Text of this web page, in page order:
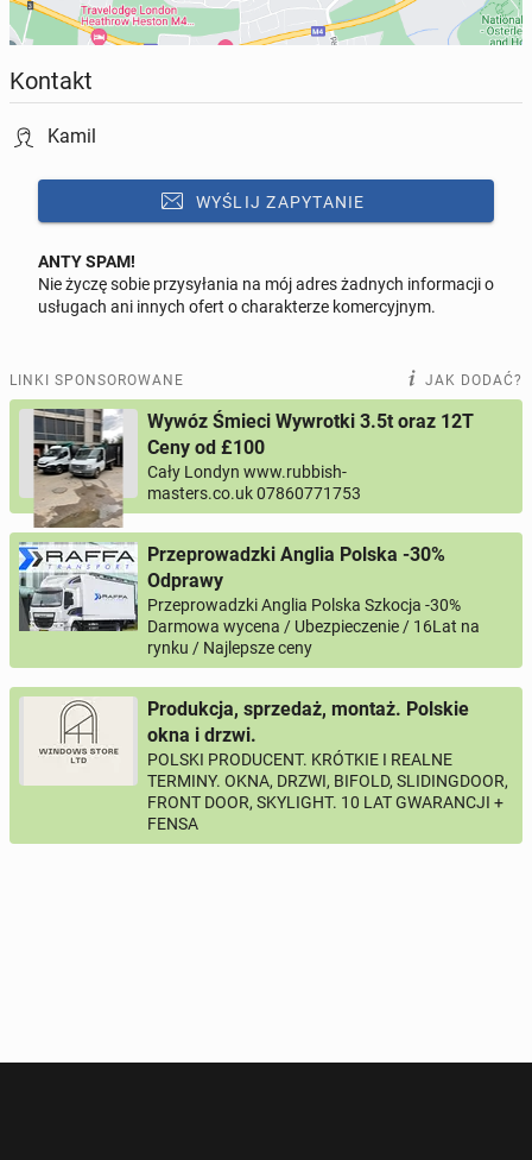
NIE ODBIERAMY WYSLIJ SMS ODDZWONIMY
==========================================
UB2 4EZ Middlesex
Kontakt
Kamil
WYŚLIJ ZAPYTANIE
Odpowiedz na ofertę tego ogłoszenia
Imię i nazwisko
Twój email
Twój telefon
Numer telefon wg wzoru NR KIERUNKOWY KRAJU NR TELEFONU , np.:
lub +48 221234567
Pytanie aktywujące
ANTY SPAM!
Nie życzę sobie przysyłania na mój adres żadnych informacji o
usługach ani innych ofert o charakterze komercyjnym.
LINKI SPONSOROWANE JAK DODAĆ?
Wywóz Śmieci Wywrotki 3.5t oraz 12T
Ceny od £100
Cały Londyn www.rubbish-
masters.co.uk 07860771753
Przeprowadzki Anglia Polska -30%
Odprawy
Przeprowadzki Anglia Polska Szkocja -30%
Darmowa wycena / Ubezpieczenie / 16Lat na
rynku / Najlepsze ceny
Produkcja, sprzedaż, montaż. Polskie
okna i drzwi.
POLSKI PRODUCENT. KRÓTKIE I REALNE
TERMINY. OKNA, DRZWI, BIFOLD, SLIDINGDOOR,
FRONT DOOR, SKYLIGHT. 10 LAT GWARANCJI +
FENSA